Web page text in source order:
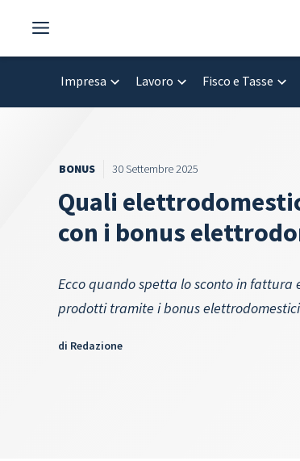
contenuto
Impresa Lavoro Fisco e Tasse
BONUS 30 Settembre 2025
Quali
con i bonus
Ecco quando spetta lo sconto in fattura
prodotti tramite i bonus
di Redazione